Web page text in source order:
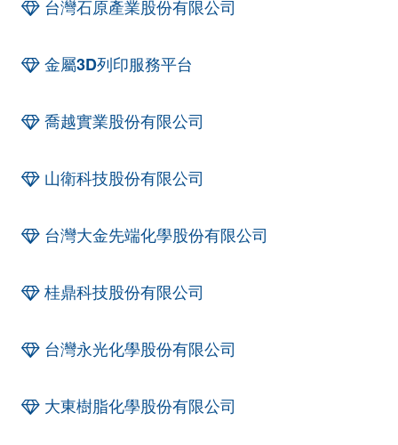
台灣石原產業股份有限公司
金屬3D列印服務平台
喬越實業股份有限公司
山衛科技股份有限公司
台灣大金先端化學股份有限公司
桂鼎科技股份有限公司
台灣永光化學股份有限公司
大東樹脂化學股份有限公司